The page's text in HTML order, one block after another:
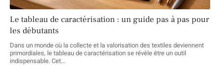
Le tableau de caractérisation : un guide pas à pas pour
les débutants
Dans un monde où la collecte et la valorisation des textiles deviennent
primordiales, le tableau de caractérisation se révèle être un outil
indispensable. Cet…